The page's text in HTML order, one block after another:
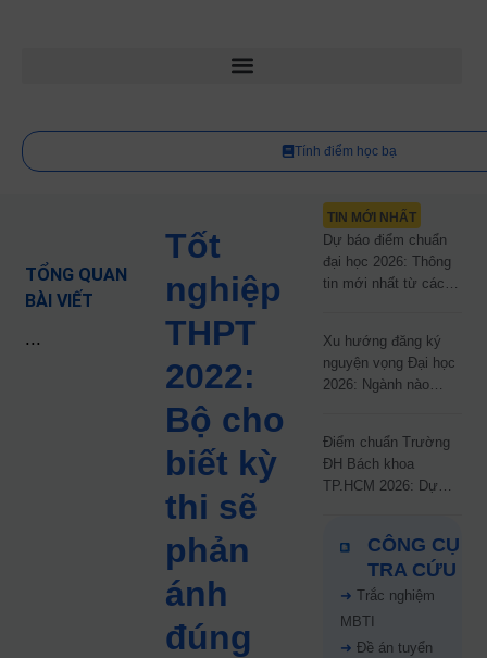
Tính điểm học bạ
TỔNG QUAN
BÀI VIẾT
...
Tốt
nghiệp
THPT
2022:
Bộ cho
biết kỳ
thi sẽ
phản
ánh
đúng
TIN MỚI NHẤT
Dự báo điểm chuẩn
đại học 2026: Thông
tin mới nhất từ các
Xu hướng đăng ký
nguyện vọng Đại học
2026: Ngành nào
Điểm chuẩn Trường
ĐH Bách khoa
TP.HCM 2026: Dự
67%
CÔNG CỤ
TRA CỨU
➜ Trắc nghiệm
MBTI
➜ Đề án tuyển